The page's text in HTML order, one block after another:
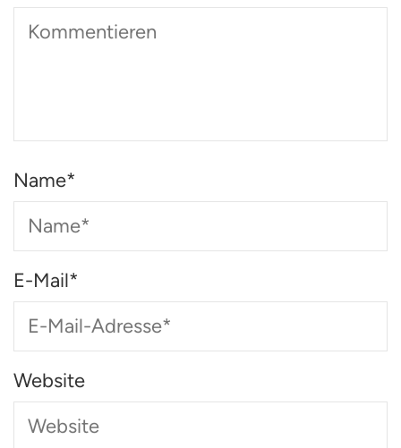
Name*
E-Mail*
Website